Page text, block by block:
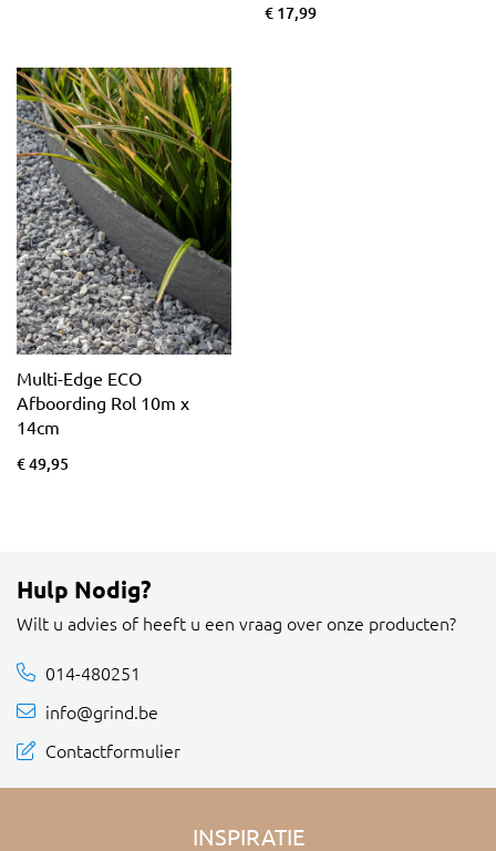
€ 17,99
Multi-Edge ECO
Afboording Rol 10m x
14cm
€ 49,95
Hulp Nodig?
Wilt u advies of heeft u een vraag over onze producten?
014-480251
info@grind.be
Contactformulier
INSPIRATIE